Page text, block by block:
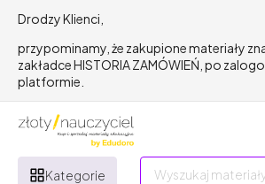
Drodzy Klienci,
przypominamy, że zakupione materiały
zakładce HISTORIA ZAMÓWIEŃ, po
platformie.
Kategorie